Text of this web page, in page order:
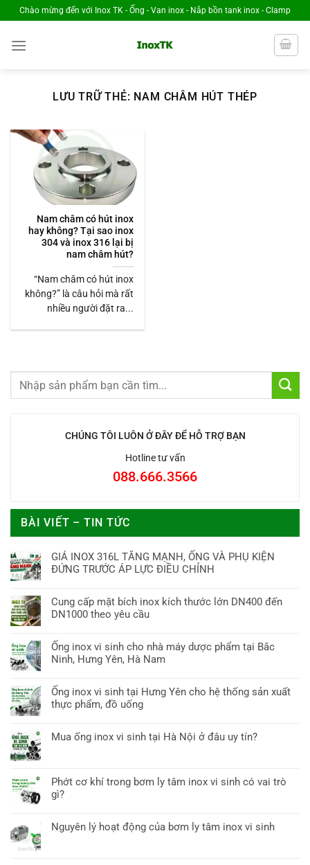
Chuyển
đến
nội
Chào mừng đến với Inox TK - Ống - Van inox - Nắp bồn tank inox - Clamp
LƯU TRỮ THẺ: NAM CHÂM HÚT THÉP
Nam châm có hút inox
hay không? Tại sao inox
304 và inox 316 lại bị
nam châm hút?
“Nam châm có hút inox
không?” là câu hỏi mà rất
nhiều người đặt ra...
CHÚNG TÔI LUÔN Ở ĐÂY ĐỂ HỖ TRỢ BẠN
Hotline tư vấn
088.666.3566
BÀI VIẾT – TIN TỨC
GIÁ INOX 316L TĂNG MẠNH, ỐNG VÀ PHỤ KIỆN
ĐỨNG TRƯỚC ÁP LỰC ĐIỀU CHỈNH
Cung cấp mặt bích inox kích thước lớn DN400 đến
DN1000 theo yêu cầu
Ống inox vi sinh cho nhà máy dược phẩm tại Bắc
Ninh, Hưng Yên, Hà Nam
Ống inox vi sinh tại Hưng Yên cho hệ thống sản xuất
thực phẩm, đồ uống
Mua ống inox vi sinh tại Hà Nội ở đâu uy tín?
Phớt cơ khí trong bơm ly tâm inox vi sinh có vai trò
gì?
Nguyên lý hoạt động của bơm ly tâm inox vi sinh